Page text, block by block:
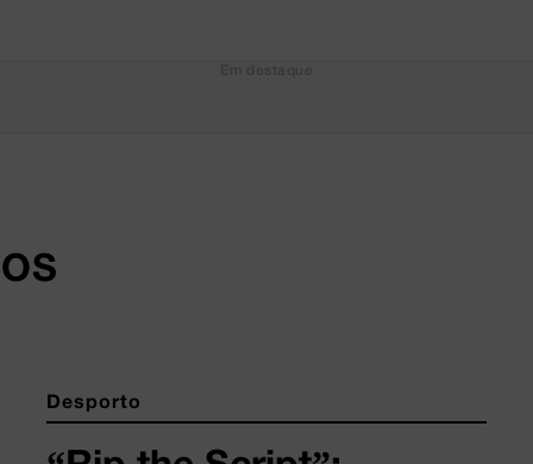
Desporto